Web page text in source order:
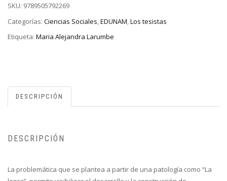
SKU: 9789505792269
Categorías: Ciencias Sociales,EDUNAM,Los tesistas
Etiqueta: Maria Alejandra Larumbe
DESCRIPCIÓN
DESCRIPCIÓN
La problemática que se plantea a partir de una patología como “La